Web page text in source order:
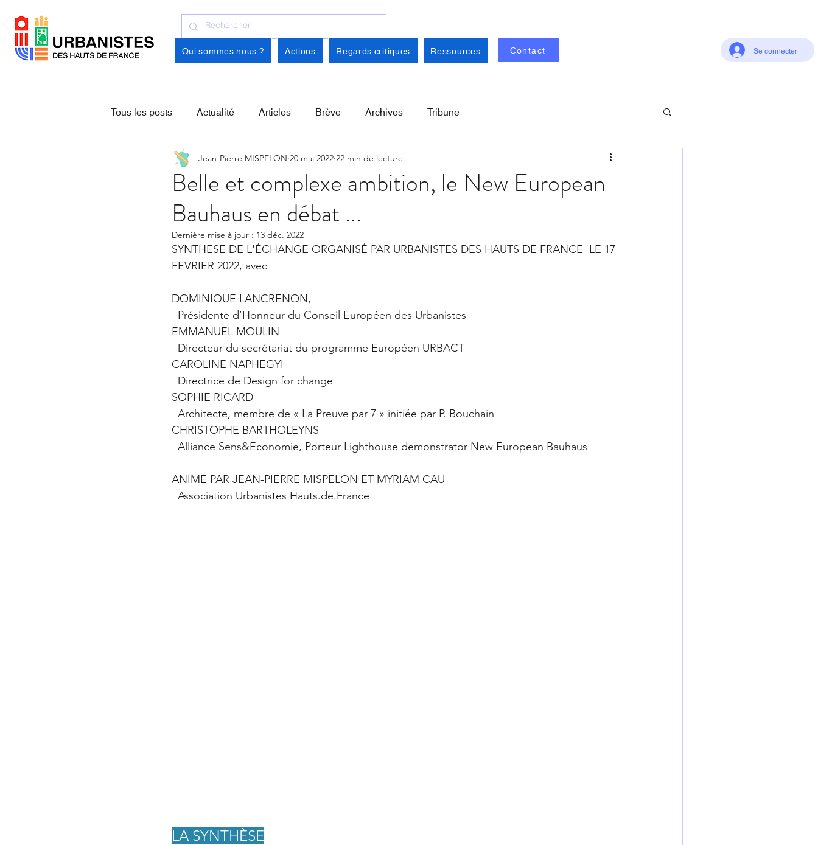
Qui sommes nous ? Actions Regards critiques Ressources Contact Se connecter
Tous les posts Actualité Articles Brève Archives Tribune
Belle et complexe ambition, le New European
Bauhaus en débat ...
Jean-Pierre MISPELON 20 mai 2022 22 min de lecture
Dernière mise à jour : 13 déc. 2022
SYNTHESE DE L'ÉCHANGE ORGANISÉ PAR URBANISTES DES HAUTS DE FRANCE  LE 17
FEVRIER 2022, avec
DOMINIQUE LANCRENON,
  Présidente d’Honneur du Conseil Européen des Urbanistes
EMMANUEL MOULIN
  Directeur du secrétariat du programme Européen URBACT
CAROLINE NAPHEGYI
  Directrice de Design for change
SOPHIE RICARD
  Architecte, membre de « La Preuve par 7 » initiée par P. Bouchain
CHRISTOPHE BARTHOLEYNS
  Alliance Sens&Economie, Porteur Lighthouse demonstrator New European Bauhaus
ANIME PAR JEAN-PIERRE MISPELON ET MYRIAM CAU
  Association Urbanistes Hauts.de.France
LA SYNTHÈSE